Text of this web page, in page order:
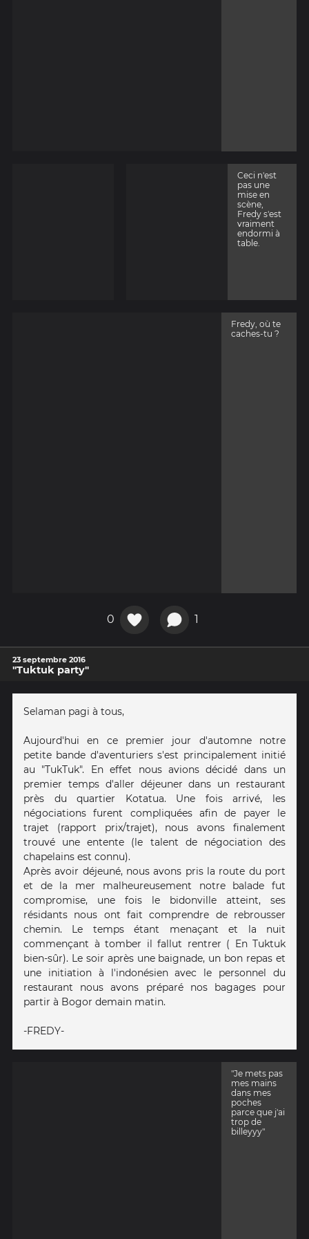
Ceci n'est
pas une
mise en
scène,
Fredy s'est
vraiment
endormi à
table.
Fredy, où te
caches-tu ?
0 1
23 septembre 2016
"Tuktuk party"
Selaman pagi à tous,
Aujourd'hui en ce premier jour d'automne notre
petite bande d'aventuriers s'est principalement initié
au "TukTuk". En effet nous avions décidé dans un
premier temps d'aller déjeuner dans un restaurant
près du quartier Kotatua. Une fois arrivé, les
négociations furent compliquées afin de payer le
trajet (rapport prix/trajet), nous avons finalement
trouvé une entente (le talent de négociation des
chapelains est connu).
Après avoir déjeuné, nous avons pris la route du port
et de la mer malheureusement notre balade fut
compromise, une fois le bidonville atteint, ses
résidants nous ont fait comprendre de rebrousser
chemin. Le temps étant menaçant et la nuit
commençant à tomber il fallut rentrer ( En Tuktuk
bien-sûr). Le soir après une baignade, un bon repas et
une initiation à l'indonésien avec le personnel du
restaurant nous avons préparé nos bagages pour
partir à Bogor demain matin.
-FREDY-
"Je mets pas
mes mains
dans mes
poches
parce que j'ai
trop de
billeyyy"